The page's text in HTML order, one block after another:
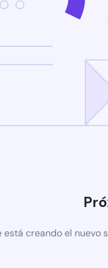
está creando el nuevo